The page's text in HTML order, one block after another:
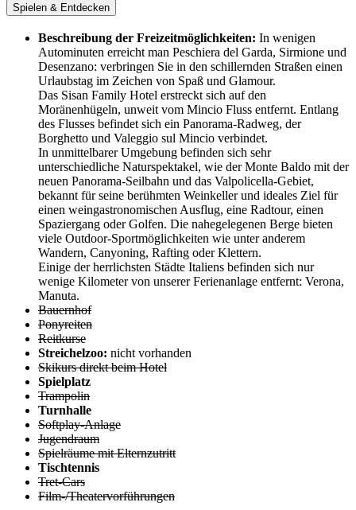
Spielen & Entdecken
Beschreibung der Freizeitmöglichkeiten: In wenigen
Autominuten erreicht man Peschiera del Garda, Sirmione und
Desenzano: verbringen Sie in den schillernden Straßen einen
Urlaubstag im Zeichen von Spaß und Glamour.
Das Sisan Family Hotel erstreckt sich auf den
Moränenhügeln, unweit vom Mincio Fluss entfernt. Entlang
des Flusses befindet sich ein Panorama-Radweg, der
Borghetto und Valeggio sul Mincio verbindet.
In unmittelbarer Umgebung befinden sich sehr
unterschiedliche Naturspektakel, wie der Monte Baldo mit der
neuen Panorama-Seilbahn und das Valpolicella-Gebiet,
bekannt für seine berühmten Weinkeller und ideales Ziel für
einen weingastronomischen Ausflug, eine Radtour, einen
Spaziergang oder Golfen. Die nahegelegenen Berge bieten
viele Outdoor-Sportmӧglichkeiten wie unter anderem
Wandern, Canyoning, Rafting oder Klettern.
Einige der herrlichsten Städte Italiens befinden sich nur
wenige Kilometer von unserer Ferienanlage entfernt: Verona,
Manuta.
Bauernhof
Ponyreiten
Reitkurse
Streichelzoo: nicht vorhanden
Skikurs direkt beim Hotel
Spielplatz
Trampolin
Turnhalle
Softplay-Anlage
Jugendraum
Spielräume mit Elternzutritt
Tischtennis
Tret-Cars
Film-/Theatervorführungen